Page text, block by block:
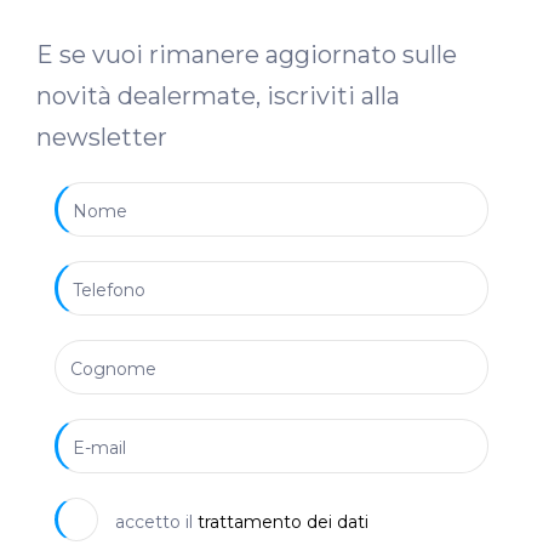
E se vuoi rimanere aggiornato sulle
novità dealermate, iscriviti alla
newsletter
accetto il trattamento dei dati